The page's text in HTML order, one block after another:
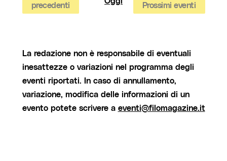
Eventi
precedenti Prossimi eventi
La redazione non è responsabile di eventuali
inesattezze o variazioni nel programma degli
eventi riportati. In caso di annullamento,
variazione, modifica delle informazioni di un
evento potete scrivere a eventi@filomagazine.it